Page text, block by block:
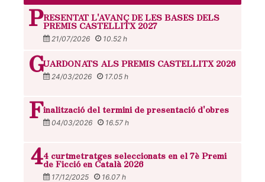
PRESENTAT L'AVANÇ DE LES BASES DELS
PREMIS CASTELLITX 2027
21/07/2026 10.52 h
GUARDONATS ALS PREMIS CASTELLITX 2026
24/03/2026 17.05 h
Finalització del termini de presentació d'obres
04/03/2026 16.57 h
44 curtmetratges seleccionats en el 7è Premi
de Ficció en Català 2026
17/12/2025 16.07 h